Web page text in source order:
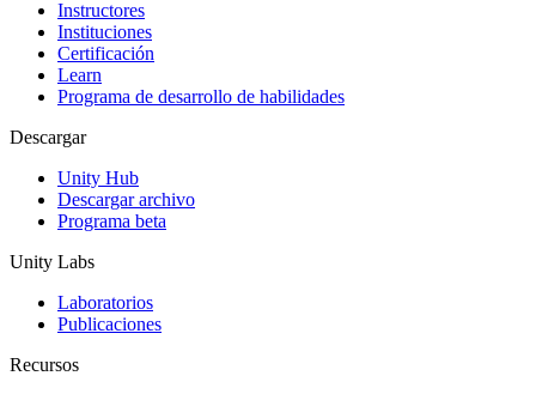
Juegos XR
Lanza juegos XR en múltiples plataformas
Juegos multijugador
Simplifica el desarrollo de juegos multijugador
Instructores
Instituciones
Certificación
Learn
Programa de desarrollo de habilidades
Descargar
Unity Hub
Descargar archivo
Programa beta
Unity Labs
Laboratorios
Publicaciones
Recursos